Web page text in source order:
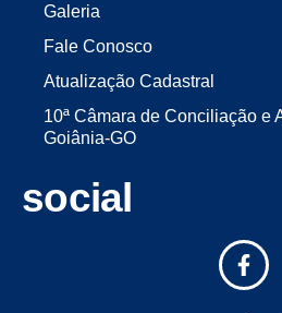
Galeria
Fale Conosco
Atualização Cadastral
10ª Câmara de Conciliação e
Goiânia-GO
social